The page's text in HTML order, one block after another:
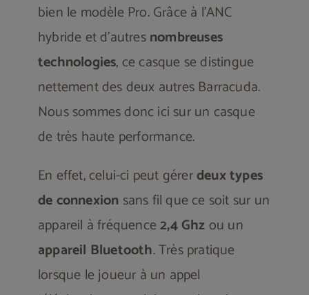
bien le modèle Pro. Grâce à l’ANC
hybride et d’autresnombreuses
technologies, ce casque se distingue
nettement des deux autres Barracuda.
Nous sommes donc ici sur un casque
de très haute performance.
En effet, celui-ci peut gérerdeux types
de connexion sans fil que ce soit sur un
appareil à fréquence2,4 Ghzou un
appareil Bluetooth. Très pratique
lorsque le joueur à un appel